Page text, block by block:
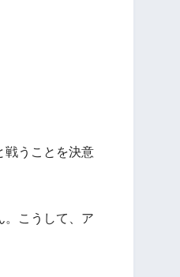
戦うことを決意
。こうして、ア